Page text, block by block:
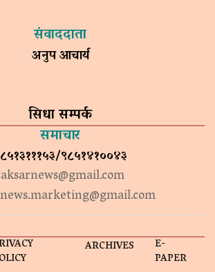
संवाददाता
अनुप आचार्य
सिधा सम्पर्क
समाचार
९८५१४१००४३
ARCHIVES E-
PAPER